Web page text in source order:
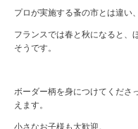
プロが実施する蚤の市とは違い
フランスでは春と秋になると、
そうです。
ボーダー柄を身につけてくださ
えます。